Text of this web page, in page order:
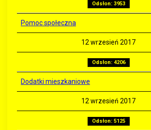
Odsłon: 3953
Pomoc społeczna
12 wrzesień 2017
Odsłon: 4206
Dodatki mieszkaniowe
12 wrzesień 2017
Odsłon: 5125